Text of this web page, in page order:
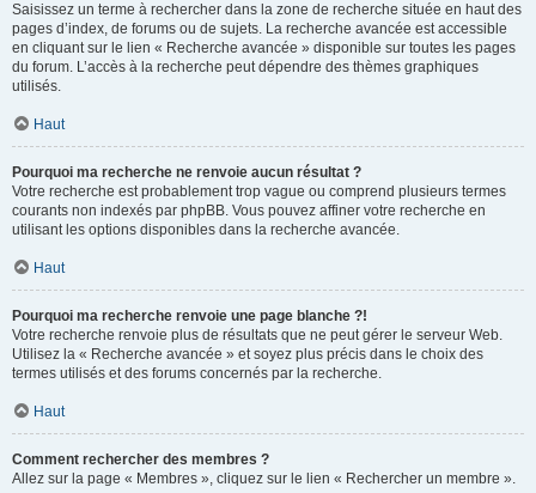
Saisissez un terme à rechercher dans la zone de recherche située en haut des
pages d’index, de forums ou de sujets. La recherche avancée est accessible
en cliquant sur le lien « Recherche avancée » disponible sur toutes les pages
du forum. L’accès à la recherche peut dépendre des thèmes graphiques
utilisés.
Haut
Pourquoi ma recherche ne renvoie aucun résultat ?
Votre recherche est probablement trop vague ou comprend plusieurs termes
courants non indexés par phpBB. Vous pouvez affiner votre recherche en
utilisant les options disponibles dans la recherche avancée.
Haut
Pourquoi ma recherche renvoie une page blanche ?!
Votre recherche renvoie plus de résultats que ne peut gérer le serveur Web.
Utilisez la « Recherche avancée » et soyez plus précis dans le choix des
termes utilisés et des forums concernés par la recherche.
Haut
Comment rechercher des membres ?
Allez sur la page « Membres », cliquez sur le lien « Rechercher un membre ».